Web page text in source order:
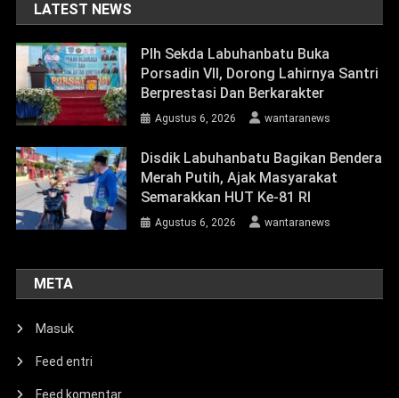
LATEST NEWS
Plh Sekda Labuhanbatu Buka
Porsadin VII, Dorong Lahirnya Santri
Berprestasi Dan Berkarakter
Agustus 6, 2026 wantaranews
Disdik Labuhanbatu Bagikan Bendera
Merah Putih, Ajak Masyarakat
Semarakkan HUT Ke-81 RI
Agustus 6, 2026 wantaranews
META
Masuk
Feed entri
Feed komentar